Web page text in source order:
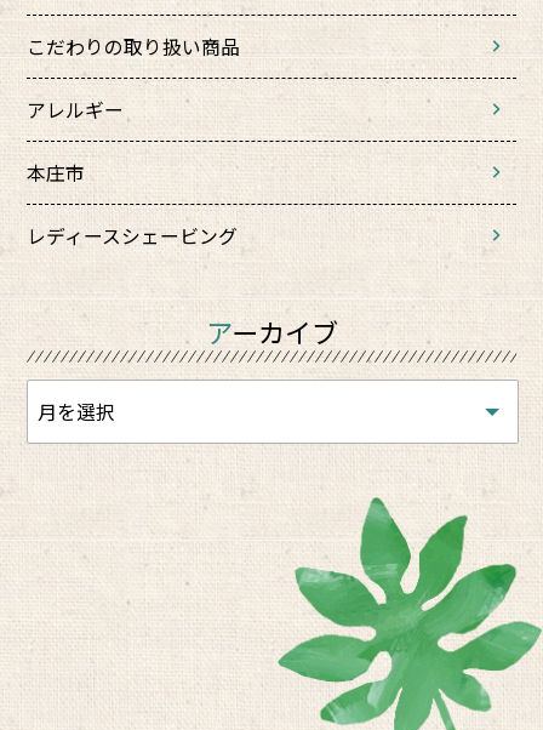
こだわりの取り扱い商品
アレルギー
本庄市
レディースシェービング
アーカイブ